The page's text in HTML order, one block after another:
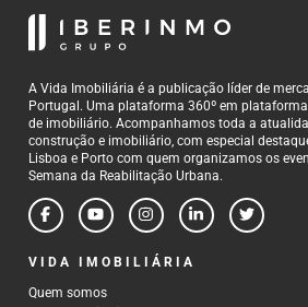
A Vida Imobiliária é a publicação líder de
Portugal. Uma plataforma 360º em
de imobiliário. Acompanhamos toda a
construção e imobiliário, com especial
Lisboa e Porto com quem organizamos os
Semana da Reabilitação Urbana.
VIDA IMOBILIÁRIA
Quem somos